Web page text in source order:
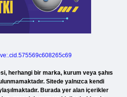
herhangi bir marka, kurum veya şahıs
Sitede yalnızca kendi
Burada yer alan içerikler